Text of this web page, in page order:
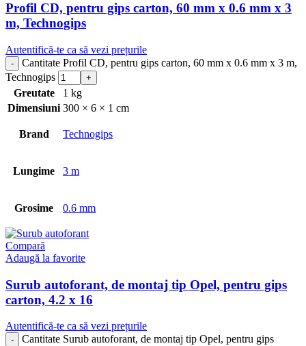
Profil CD, pentru gips carton, 60 mm x 0.6 mm x 3
m, Technogips
Autentifică-te ca să vezi prețurile
Cantitate Profil CD, pentru gips carton, 60 mm x 0.6 mm x 3 m,
Technogips
Greutate
1 kg
Dimensiuni 300 × 6 × 1 cm
Brand Technogips
Lungime 3 m
Grosime 0.6 mm
Compară
Adaugă la favorite
Surub autoforant, de montaj tip Opel, pentru gips
carton, 4.2 x 16
Autentifică-te ca să vezi prețurile
Cantitate Surub autoforant, de montaj tip Opel, pentru gips